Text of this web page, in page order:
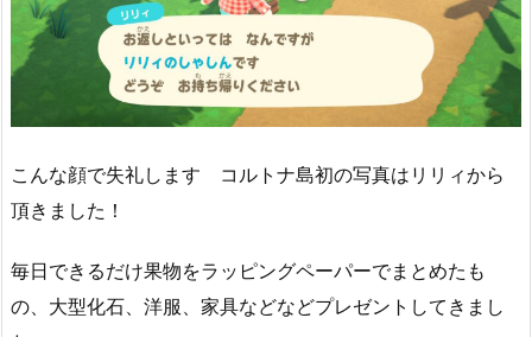
こんな顔で失礼します コルトナ島初の写真はリリィから
頂きました！
毎日できるだけ果物をラッピングペーパーでまとめたも
の、大型化石、洋服、家具などなどプレゼントしてきまし